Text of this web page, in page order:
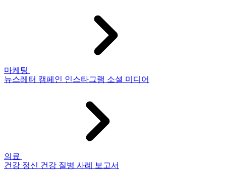
마케팅
뉴스레터 캠페인 인스타그램 소셜 미디어
의료
건강 정신 건강 질병 사례 보고서